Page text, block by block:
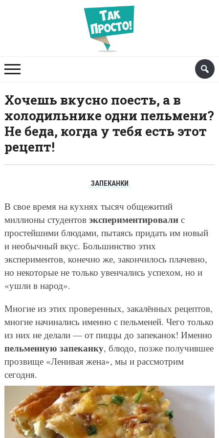
Хочешь вкусно поесть, а в
холодильнике одни пельмени?
Не беда, когда у тебя есть этот
рецепт!
ЗАПЕКАНКИ
В свое время на кухнях тысяч общежитий
миллионы студентов экспериментировалис
простейшими блюдами, пытаясь придать им новый
и необычный вкус. Большинство этих
экспериментов, конечно же, закончилось плачевно,
но некоторые не только увенчались успехом, но и
«ушли в народ».
Многие из этих проверенных, закалённых рецептов,
многие начинались именно с пельменей. Чего только
из них не делали — от пиццы до запеканок! Именно
пельменную запеканку, блюдо, позже получившее
прозвище «Ленивая жена», мы и рассмотрим
сегодня.